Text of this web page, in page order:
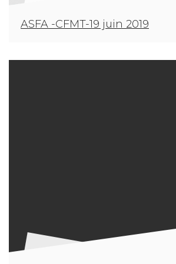
ASFA -CFMT-19 juin 2019